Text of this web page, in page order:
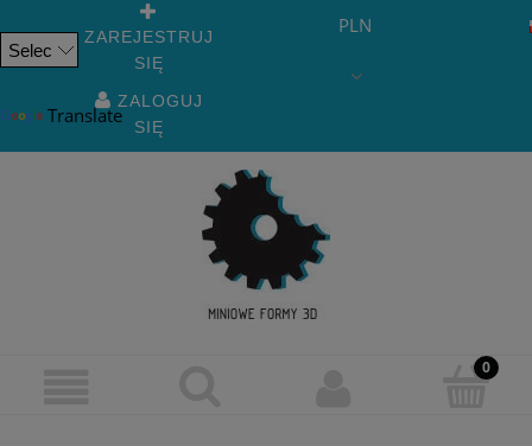
Translate
ZAREJESTRUJ
SIĘ
ZALOGUJ
SIĘ
PLN